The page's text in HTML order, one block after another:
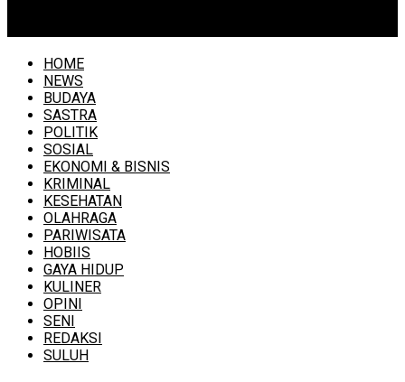
HOME
NEWS
BUDAYA
SASTRA
POLITIK
SOSIAL
EKONOMI & BISNIS
KRIMINAL
KESEHATAN
OLAHRAGA
PARIWISATA
HOBIIS
GAYA HIDUP
KULINER
OPINI
SENI
REDAKSI
SULUH